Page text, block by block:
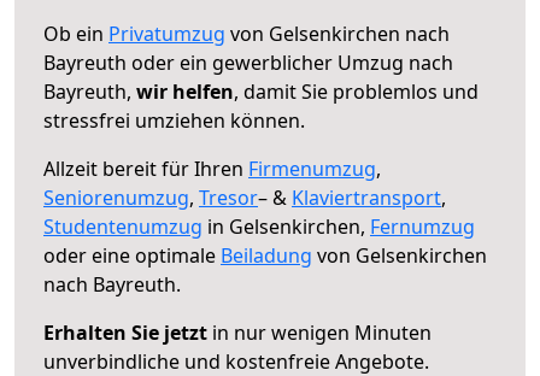
Ob ein Privatumzug von Gelsenkirchen nach
Bayreuth oder ein gewerblicher Umzug nach
Bayreuth, wir helfen, damit Sie problemlos und
stressfrei umziehen können.
Allzeit bereit für Ihren Firmenumzug,
Seniorenumzug, Tresor– & Klaviertransport,
Studentenumzug in Gelsenkirchen, Fernumzug
oder eine optimale Beiladung von Gelsenkirchen
nach Bayreuth.
Erhalten Sie jetzt in nur wenigen Minuten
unverbindliche und kostenfreie Angebote.